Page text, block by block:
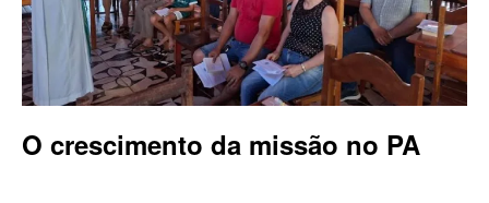
O crescimento da missão no PA